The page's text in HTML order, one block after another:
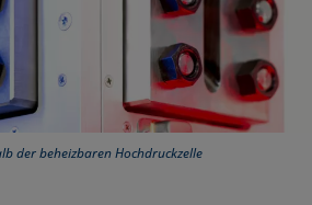
der beheizbaren Hochdruckzelle